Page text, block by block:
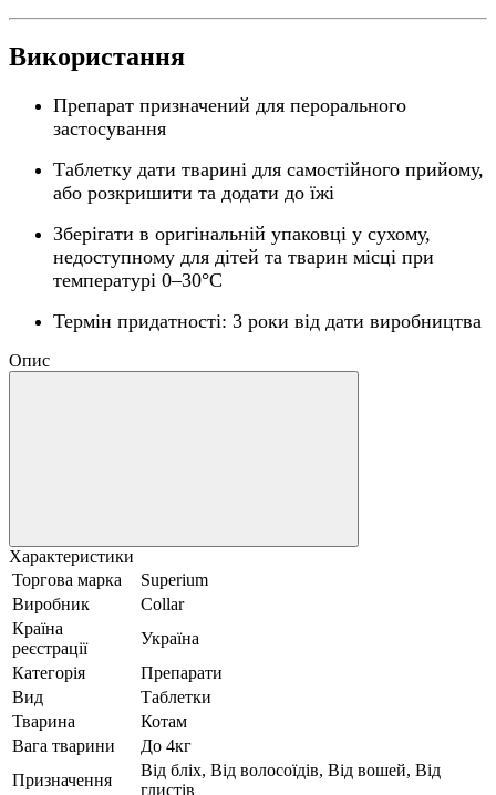
Використання
Препарат призначений для перорального
застосування
Таблетку дати тварині для самостійного прийому,
або розкришити та додати до їжі
Зберігати в оригінальній упаковці у сухому,
недоступному для дітей та тварин місці при
температурі 0–30°C
Термін придатності: 3 роки від дати виробництва
Опис
Характеристики
Торгова марка
Superium
Виробник
Collar
Країна
реєстрації
Україна
Категорія
Препарати
Вид
Таблетки
Тварина
Котам
Вага тварини
До 4кг
Призначення
Від бліх, Від волосоїдів, Від вошей, Від
глистів